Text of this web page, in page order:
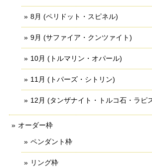
8月 (ペリドット・スピネル)
9月 (サファイア・クンツァイト)
10月 (トルマリン・オパール)
11月 (トパーズ・シトリン)
12月 (タンザナイト・トルコ石・ラピ
オーダー枠
ペンダント枠
リング枠